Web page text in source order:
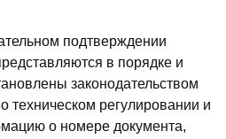
подтверждении
в порядке и
законодательством
техническом регулировании и
о номере документа,